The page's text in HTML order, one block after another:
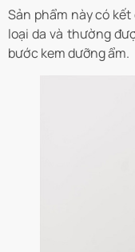
Sản phẩm này có
loại da và thường
bước kem dưỡng ẩm.